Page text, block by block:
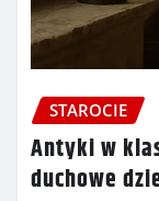
STAROCIE
Antyki w
duchowe